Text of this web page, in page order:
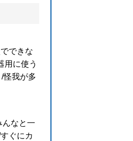
できな
用に使う
怪我が多
んなと一
ぐにカ